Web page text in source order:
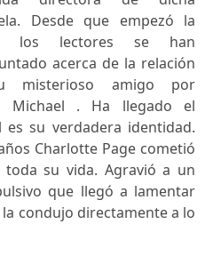
Desde que empezó la
los lectores se han
acerca de la relación
misterioso amigo por
Michael . Ha llegado el
su verdadera identidad.
Charlotte Page cometió
su vida. Agravió a un
que llegó a lamentar
condujo directamente a lo